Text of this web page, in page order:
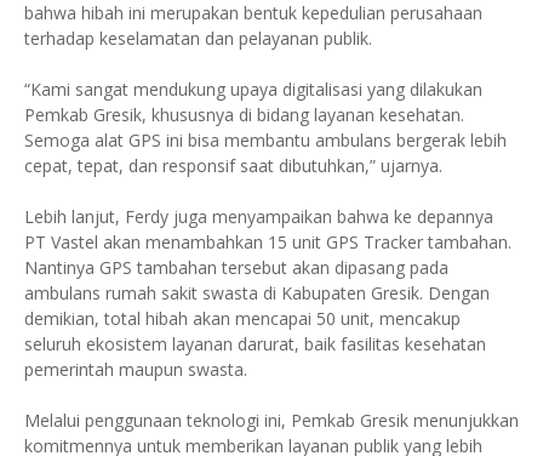
bahwa hibah ini merupakan bentuk kepedulian perusahaan
terhadap keselamatan dan pelayanan publik.
“Kami sangat mendukung upaya digitalisasi yang dilakukan
Pemkab Gresik, khususnya di bidang layanan kesehatan.
Semoga alat GPS ini bisa membantu ambulans bergerak lebih
cepat, tepat, dan responsif saat dibutuhkan,” ujarnya.
Lebih lanjut, Ferdy juga menyampaikan bahwa ke depannya
PT Vastel akan menambahkan 15 unit GPS Tracker tambahan.
Nantinya GPS tambahan tersebut akan dipasang pada
ambulans rumah sakit swasta di Kabupaten Gresik. Dengan
demikian, total hibah akan mencapai 50 unit, mencakup
seluruh ekosistem layanan darurat, baik fasilitas kesehatan
pemerintah maupun swasta.
Melalui penggunaan teknologi ini, Pemkab Gresik menunjukkan
komitmennya untuk memberikan layanan publik yang lebih